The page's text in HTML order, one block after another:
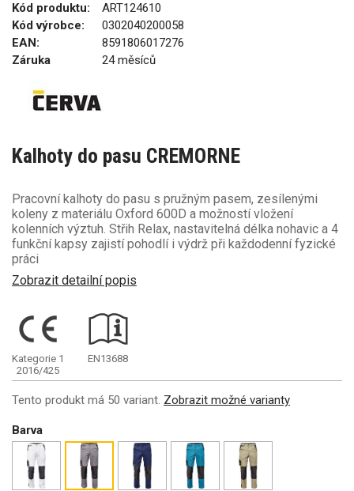
Kód produktu:
ART124610
Kód výrobce:
0302040200058
EAN:
8591806017276
Záruka
24 měsíců
Kalhoty do pasu CREMORNE
Pracovní kalhoty do pasu s pružným pasem, zesílenými
koleny z materiálu Oxford 600D a možností vložení
kolenních výztuh. Střih Relax, nastavitelná délka nohavic a 4
funkční kapsy zajistí pohodlí i výdrž při každodenní fyzické
práci
Zobrazit detailní popis
Kategorie 1
2016/425
EN13688
Tento produkt má 50 variant. Zobrazit možné varianty
Barva